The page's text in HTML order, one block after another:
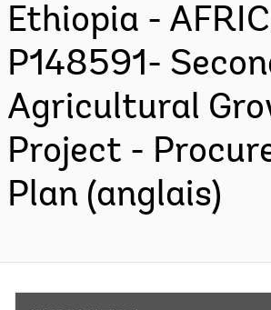
Ethiopia -
P148591-
Agricultural
Project -
Plan (anglais)